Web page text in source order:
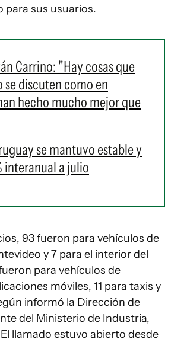
sus usuarios.
Carrino: "Hay cosas que
se discuten como en
hecho mucho mejor que
se mantuvo estable y
interanual a julio
93 fueron para vehículos de
y 7 para el interior del
para vehículos de
móviles, 11 para taxis y
informó la Dirección de
del Ministerio de Industria,
llamado estuvo abierto desde